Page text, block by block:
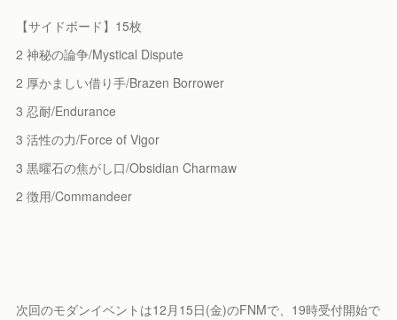
【サイドボード】15枚
2 神秘の論争/Mystical Dispute
2 厚かましい借り手/Brazen Borrower
3 忍耐/Endurance
3 活性の力/Force of Vigor
3 黒曜石の焦がし口/Obsidian Charmaw
2 徴用/Commandeer
次回のモダンイベントは12月15日(金)のFNMで、19時受付開始で